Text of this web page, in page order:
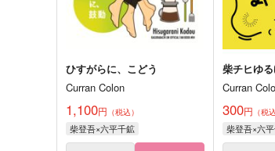
ひすがらに、こどう
Curran Colon
1,100円 （税込）
柴登吾×六平千鉱
柴チヒゆ
Curran
300円 （税
柴登吾×六